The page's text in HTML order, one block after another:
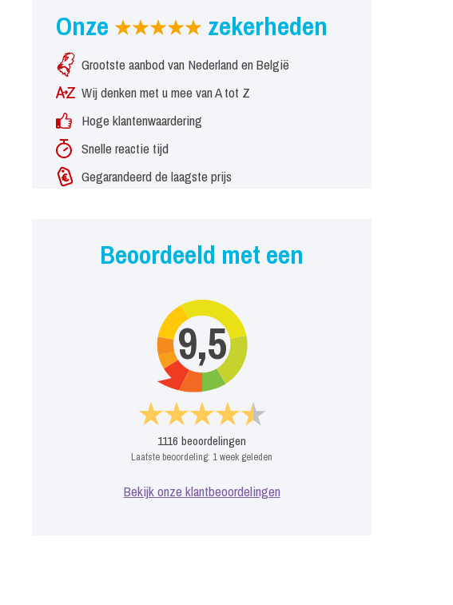
Onze zekerheden
Grootste aanbod van Nederland en België
Wij denken met u mee van A tot Z
Hoge klantenwaardering
Snelle reactie tijd
Gegarandeerd de laagste prijs
Beoordeeld met een
9,5
1116 beoordelingen
Laatste beoordeling: 1 week geleden
Bekijk onze klantbeoordelingen